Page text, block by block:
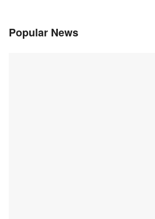
Popular News